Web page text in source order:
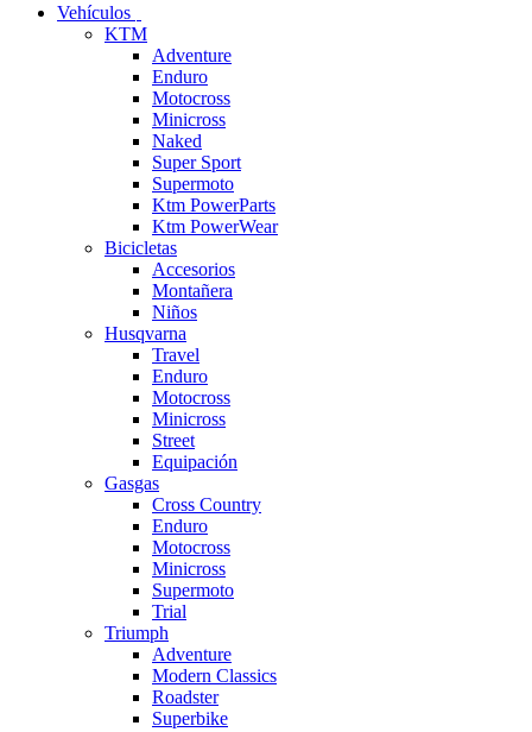
Vehículos
KTM
Adventure
Enduro
Motocross
Minicross
Naked
Super Sport
Supermoto
Ktm PowerParts
Ktm PowerWear
Bicicletas
Accesorios
Montañera
Niños
Husqvarna
Travel
Enduro
Motocross
Minicross
Street
Equipación
Gasgas
Cross Country
Enduro
Motocross
Minicross
Supermoto
Trial
Triumph
Adventure
Modern Classics
Roadster
Superbike